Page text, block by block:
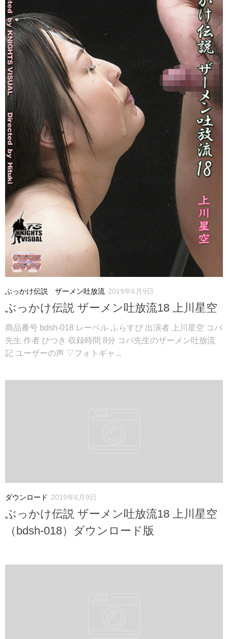
ぶっかけ伝説 ザーメン吐放流 2019年6月9日
ぶっかけ伝説 ザーメン吐放流18 上川星空
商品番号 bdsh-018 レーベル ふらすぴ 出演者 上川星空 コバ
先生 作者 ひつき 収録時間 8分 コバ先生のザーメン吐放流
記 ユーザーの声 ▽フォトギャ...
ダウンロード 2019年6月9日
ぶっかけ伝説 ザーメン吐放流18 上川星空
（bdsh-018）ダウンロード版